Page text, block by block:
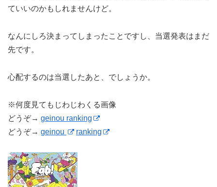
ていいのかもしれませんけど。
なんにしろ決まってしまったことですし、当選発表はまだ
先です。
心配するのは当選したあと、でしょうか。
※何度見てもじわじわくる画像
どうぞ→ geinou ranking
どうぞ→ geinou ranking